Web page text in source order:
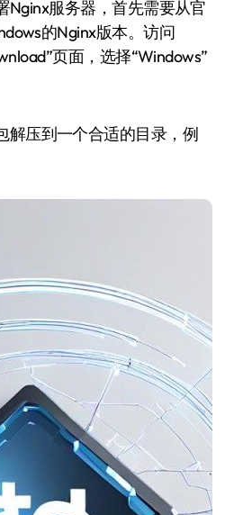
的Nginx版本。访问
页面，选择“Windows”
解压到一个合适的目录，例